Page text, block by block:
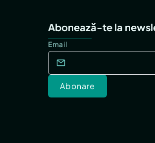
Abonează-te la
Email
Abonare